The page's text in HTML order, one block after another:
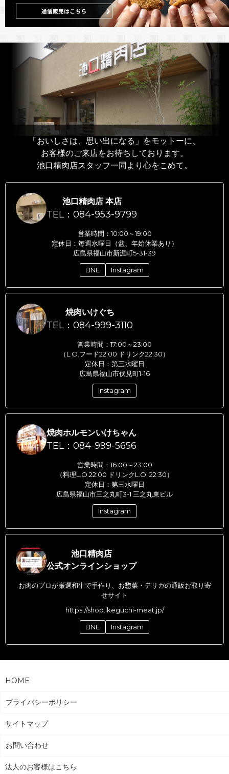
「おいしさは、思い出になる」をモットーに、
お客様のご来店をお待ちしております。
池口精肉店スタッフ一同より心をこめて。
池口精肉店 本店
TEL：084-953-9799
営業時間：10:00～19:00
定休日：毎週水曜日（盆、年始休業あり）
広島県福山市新涯町5-31-39
LINE Instagram
焼肉いけぐち
TEL：084-999-3110
営業時間：17:00～23:00
（L.O.フード22:00 ドリンク22:30）
定休日：第三水曜日
広島県福山市伏見町1-16
Instagram
焼肉ホルモンいけちゃん
TEL：084-999-5656
営業時間：16:00～23:00
（料理L.O.22:00 ドリンクL.O. 22:30）
定休日：第三水曜日
広島県福山市三之丸町3-1 三之丸東ビル
Instagram
池口精肉店
公式オンラインショップ
お肉のプロが厳選和牛で手作り、お惣菜・デリカの通販お取り寄
せサイト
https://shop.ikeguchi-meat.jp/
LINE Instagram
HOME
プライバシーポリシー
サイトマップ
お問い合わせ
法人のお客様はこちら